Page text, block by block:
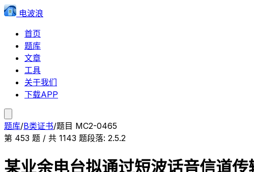
电波浪
首页
题库
文章
工具
关于我们
下载APP
题库/B类证书/题目 MC2-0465
第 453 题 / 共 1143 题段落: 2.5.2
某业余电台拟通过短波话音信道